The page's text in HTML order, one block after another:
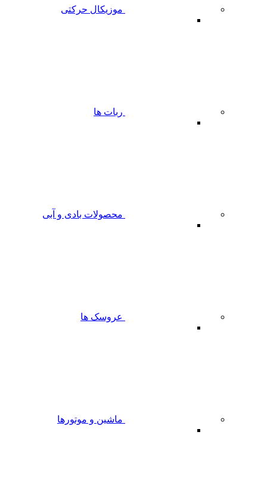
موزیکال حرکتی
ربات ها
محصولات بادی و آبی
عروسک ها
ماشین و موتورها